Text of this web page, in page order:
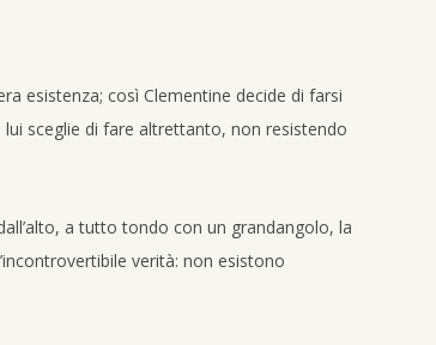
esistenza; così Clementine decide di farsi
sceglie di fare altrettanto, non resistendo
a tutto tondo con un grandangolo, la
verità: non esistono